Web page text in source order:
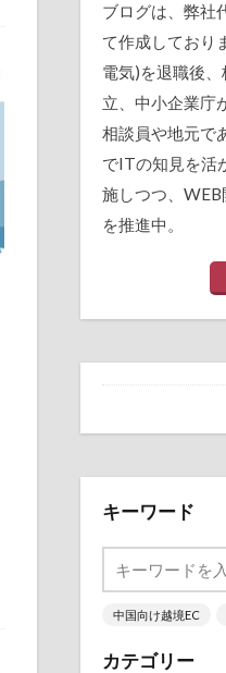
ブログは、弊社
て作成しており
電気)を退職後
立、中小企業庁
相談員や地元で
でITの知見を活
施しつつ、
を推進中。
キーワード
中国向け越境EC
カテゴリー